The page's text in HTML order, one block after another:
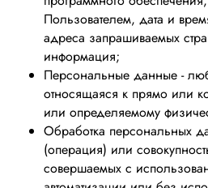
Пользователем, дата и
адреса запрашиваемых
информация;
Персональные данные -
относящаяся к прямо или
или определяемому
Обработка персональных
(операция) или
совершаемых с